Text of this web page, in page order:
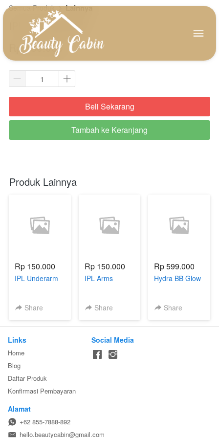
Semua Produk Lainnya
IPL Ua (unlimited)
Rp 150.000
`Beli Sekarang
`
Tambah ke Keranjang
Produk Lainnya
Rp 150.000
IPL Underarm
Share
Rp 150.000
IPL Arms
Share
Rp 599.000
Hydra BB Glow
Share
Links
Home
Blog
Daftar Produk
Konfirmasi Pembayaran
Social Media
Alamat
+62 855-7888-892
hello.beautycabin@gmail.com